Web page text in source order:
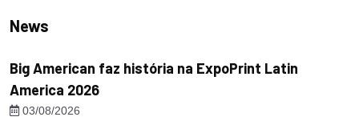
News
Big American faz história na ExpoPrint Latin
America 2026
03/08/2026